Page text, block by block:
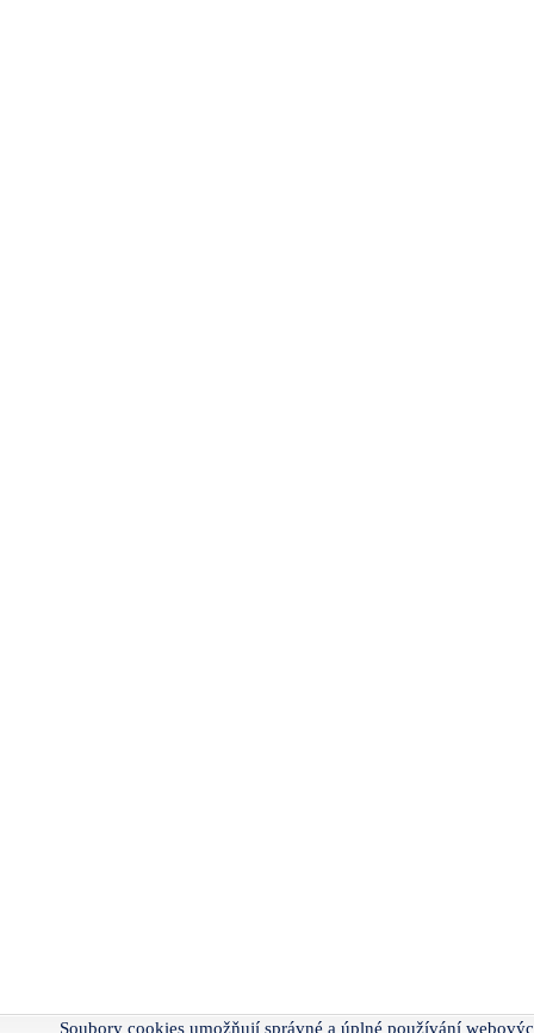
Soubory cookies umožňují správné a úplné používání